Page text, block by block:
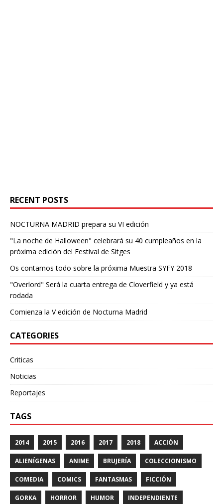
RECENT POSTS
NOCTURNA MADRID prepara su VI edición
"La noche de Halloween" celebrará su 40 cumpleaños en la
próxima edición del Festival de Sitges
Os contamos todo sobre la próxima Muestra SYFY 2018
"Overlord" Será la cuarta entrega de Cloverfield y ya está
rodada
Comienza la V edición de Nocturna Madrid
CATEGORIES
Criticas
Noticias
Reportajes
TAGS
2014 2015 2016 2017 2018 ACCIÓN
ALIENÍGENAS ANIME BRUJERÍA COLECCIONISMO
COMEDIA COMICS FANTASMAS FICCIÓN
GORKA HORROR HUMOR INDEPENDIENTE